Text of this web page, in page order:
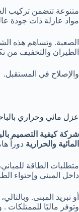
متنوعة تتضمن تركيب
مواد عازلة ذات جودة
الصعبة. وتساهم هذه
الطيران والتخفيف من
والإصلاح في المستقبل.
عزل مائي وحراري
شركة كيفية التصميم
المائية والحرارية دوراً
متطلبات الطاقة
داخل المبنى وإحتواء
أو تبريد المبنى.
وتوفر ماليًا للممتلكات .